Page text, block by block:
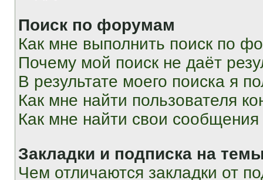
Поиск по форумам
Как мне выполнить поиск по
Почему мой поиск не даёт
В результате моего поиска я
Как мне найти пользователя
Как мне найти свои
Закладки и подписка на
Чем отличаются закладки от